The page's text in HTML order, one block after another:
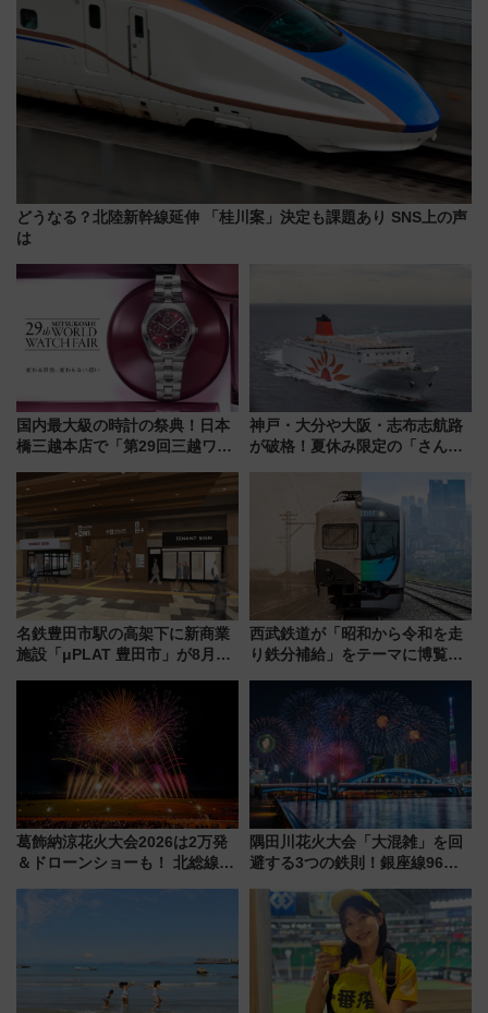
どうなる？北陸新幹線延伸 「桂川案」決定も課題あり SNS上の声
は
国内最大級の時計の祭典！日本
橋三越本店で「第29回三越ワー
【2026年8月5日～25日】
神戸・大分や大阪・志布志航路
が破格！夏休み限定の「さんふ
ート 夕朝食ビュッフェ付きで
快適な船旅はいかが？
名鉄豊田市駅の高架下に新商業
施設「μPLAT 豊田市」が8月26
たな玄関口へ
西武鉄道が「昭和から令和を走
り鉄分補給」をテーマに博覧会
14日から 新車両「トキイロ」体
験ブースも アクセスや申込方法
を解説
葛飾納涼花火大会2026は2万発
＆ドローンショーも！ 北総線を
車、観覧スポット情報と周辺観
隅田川花火大会「大混雑」を回
避する3つの鉄則！銀座線96本
ツリー駅の規制まとめ 7/25開催
（2026年）